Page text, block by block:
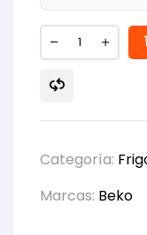
Categoría:
Marcas: Beko